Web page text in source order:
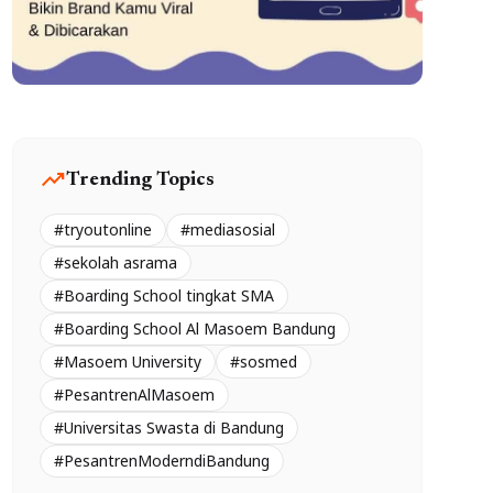
trending_upTrending Topics
#tryoutonline
#mediasosial
#sekolah asrama
#Boarding School tingkat SMA
#Boarding School Al Masoem Bandung
#Masoem University
#sosmed
#PesantrenAlMasoem
#Universitas Swasta di Bandung
#PesantrenModerndiBandung